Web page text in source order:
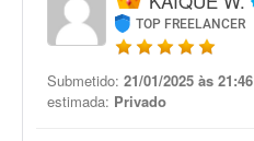
TOP FREELANCER
Submetido: 21/01/2025 às 21:46
estimada: Privado